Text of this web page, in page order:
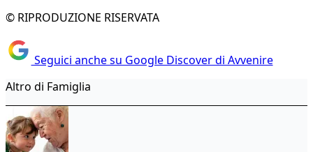
© RIPRODUZIONE RISERVATA
Seguici anche su Google Discover di Avvenire
Altro di Famiglia